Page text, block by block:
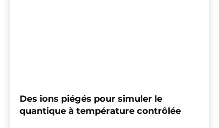
Des ions piégés pour simuler le
quantique à température contrôlée